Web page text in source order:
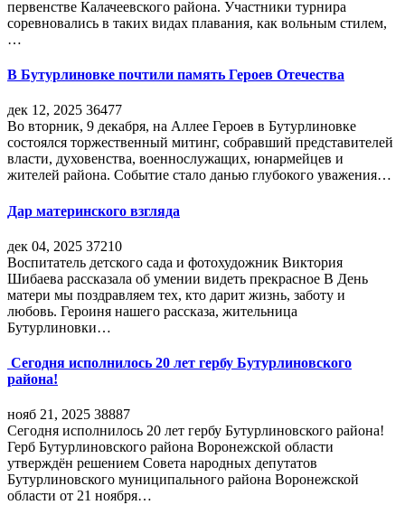
первенстве Калачеевского района. Участники турнира
соревновались в таких видах плавания, как вольным стилем,
…
В Бутурлиновке почтили память Героев Отечества
дек 12, 2025 36477
Во вторник, 9 декабря, на Аллее Героев в Бутурлиновке
состоялся торжественный митинг, собравший представителей
власти, духовенства, военнослужащих, юнармейцев и
жителей района. Событие стало данью глубокого уважения…
Дар материнского взгляда
дек 04, 2025 37210
Воспитатель детского сада и фотохудожник Виктория
Шибаева рассказала об умении видеть прекрасное В День
матери мы поздравляем тех, кто дарит жизнь, заботу и
любовь. Героиня нашего рассказа, жительница
Бутурлиновки…
Сегодня исполнилось 20 лет гербу Бутурлиновского
района!
нояб 21, 2025 38887
Сегодня исполнилось 20 лет гербу Бутурлиновского района!
Герб Бутурлиновского района Воронежской области
утверждён решением Совета народных депутатов
Бутурлиновского муниципального района Воронежской
области от 21 ноября…